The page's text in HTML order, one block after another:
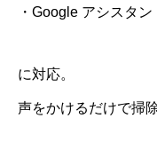
・Google アシスタン
に対応。
声をかけるだけで掃